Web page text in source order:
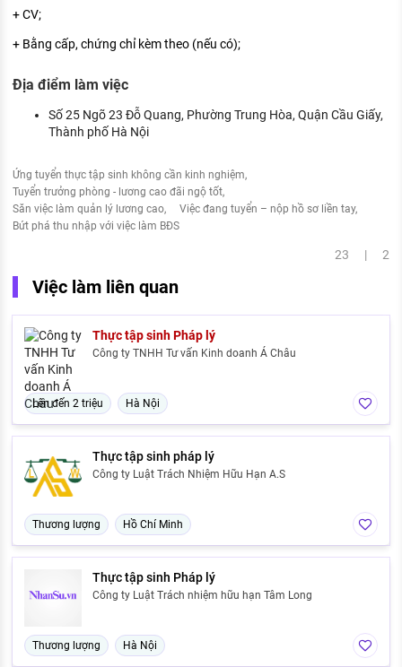
+ CV;
+ Bằng cấp, chứng chỉ kèm theo (nếu có);
Địa điểm làm việc
Số 25 Ngõ 23 Đỗ Quang, Phường Trung Hòa, Quận Cầu Giấy,
Thành phố Hà Nội
Ứng tuyển thực tập sinh không cần kinh nghiệm
Tuyển trưởng phòng - lương cao đãi ngộ tốt
Săn việc làm quản lý lương cao
Việc đang tuyển – nộp hồ sơ liền tay
Bứt phá thu nhập với việc làm BĐS
23 | 2
Việc làm liên quan
Thực tập sinh Pháp lý
Công ty TNHH Tư vấn Kinh doanh Á Châu
Lên đến 2 triệu Hà Nội
Thực tập sinh pháp lý
Công ty Luật Trách Nhiệm Hữu Hạn A.S
Thương lượng Hồ Chí Minh
Thực tập sinh Pháp lý
Công ty Luật Trách nhiệm hữu hạn Tâm Long
Thương lượng Hà Nội